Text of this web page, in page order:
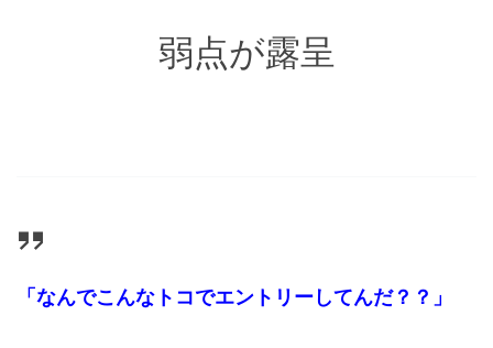
弱点が露呈
「なんでこんなトコでエントリーしてんだ？？」